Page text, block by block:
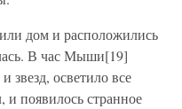
дом и расположились
В час Мыши[19]
звезд, осветило все
и появилось странное